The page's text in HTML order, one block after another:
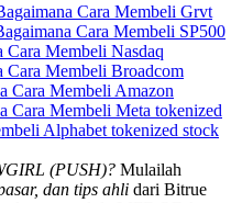
Cara Membeli Grvt
Cara Membeli SP500
Cara Membeli Nasdaq
Cara Membeli Broadcom
Cara Membeli Amazon
Cara Membeli Meta tokenized
Alphabet tokenized stock
(PUSH)? Mulailah
dan tips ahli dari Bitrue